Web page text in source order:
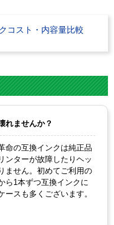
コスト・内容量比較
れませんか？
命の互換インクは純正品
ンターが故障したりヘッ
ません。初めてご利用の
ら1本ずつ互換インクに
スも多くございます。